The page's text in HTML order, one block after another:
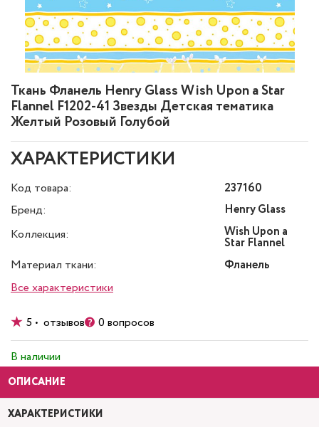
Ткань Фланель Henry Glass Wish Upon a Star
Flannel F1202-41 Звезды Детская тематика
Желтый Розовый Голубой
ХАРАКТЕРИСТИКИ
Код товара:
237160
Бренд:
Henry Glass
Коллекция:
Wish Upon a
Star Flannel
Материал ткани:
Фланель
Все характеристики
5 • отзывов 0 вопросов
В наличии
ОПИСАНИЕ
ХАРАКТЕРИСТИКИ